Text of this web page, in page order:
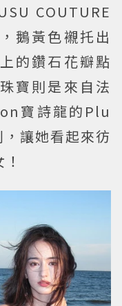
COUTURE
鵝黃色襯托出
的鑽石花瓣點
寶則是來自法
寶詩龍的Plu
讓她看起來彷